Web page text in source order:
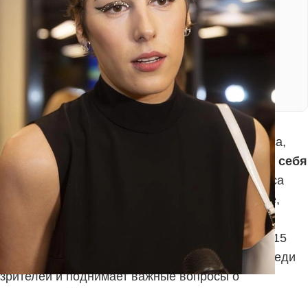
влиять на развитие сообщества!
Подпишитесь на наш Telegram-канал, там
моментальные уведомления:
https://t.me/fokmedia
Ирина Горбачева, известная российская актриса,
недавно стала гостьей популярного VK-шоу
«Я себя
знаю» у Азамата Мусагалиева. В студии актриса
откровенно рассказала о травмирующем опыте,
который произошёл с ней ещё в подростковом
возрасте — во время посещения гинеколога в 15
лет. Эта история вызвала широкий резонанс среди
зрителей и поднимает важные вопросы о